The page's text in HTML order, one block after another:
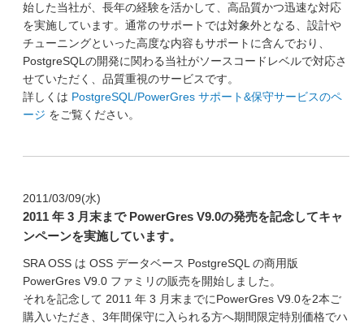
始した当社が、長年の経験を活かして、高品質かつ迅速な対応
を実施しています。通常のサポートでは対象外となる、設計や
チューニングといった高度な内容もサポートに含んでおり、
PostgreSQLの開発に関わる当社がソースコードレベルで対応さ
せていただく、品質重視のサービスです。
詳しくは PostgreSQL/PowerGres サポート&保守サービスのペ
ージ をご覧ください。
2011/03/09(水)
2011 年 3 月末まで PowerGres V9.0の発売を記念してキャ
ンペーンを実施しています。
SRA OSS は OSS データベース PostgreSQL の商用版
PowerGres V9.0 ファミリの販売を開始しました。
それを記念して 2011 年 3 月末までにPowerGres V9.0を2本ご
購入いただき、3年間保守に入られる方へ期間限定特別価格でハ